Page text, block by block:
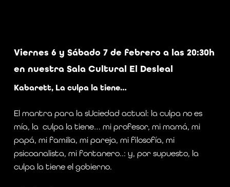
Viernes 6 y Sábado 7 de febrero a las 20:30h
en nuestra Sala Cultural El Desleal
Kabarett, La culpa la tiene…
El mantra para la sUciedad actual: la culpa no es
mía, la culpa la tiene… mi profesor, mi mamá, mi
papá, mi familia, mi pareja, mi filosofía, mi
psicoanalista, mi fontanero..: y, por supuesto, la
culpa la tiene el gobierno.